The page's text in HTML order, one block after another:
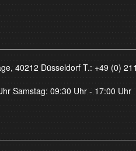
40212 Düsseldorf T.: +49 (0)
Samstag: 09:30 Uhr - 17:00 Uhr